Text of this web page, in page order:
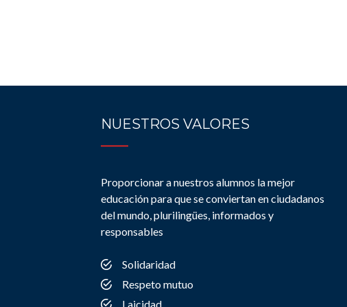
NUESTROS VALORES
Proporcionar a nuestros alumnos la mejor
educación para que se conviertan en ciudadanos
del mundo, plurilingües, informados y
responsables
Solidaridad
Respeto mutuo
Laicidad